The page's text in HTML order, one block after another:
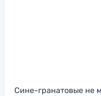
Сине-гранатовые не